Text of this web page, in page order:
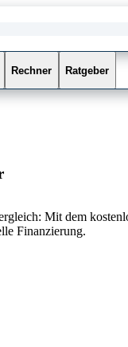
Rechner Ratgeber
Mit dem
Finanzierung.